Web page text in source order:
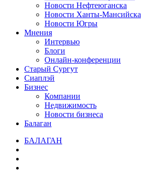
Новости Нефтеюганска
Новости Ханты-Мансийска
Новости Югры
Мнения
Интервью
Блоги
Онлайн-конференции
Старый Сургут
Сиаплэй
Бизнес
Компании
Недвижимость
Новости бизнеса
Балаган
БАЛАГАН